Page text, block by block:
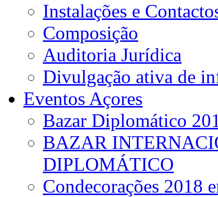
Instalações e
Composição
Auditoria Jurídica
Divulgação ativa de
Eventos Açores
Bazar Diplomático
BAZAR
DIPLOMÁTICO
Condecorações 2018